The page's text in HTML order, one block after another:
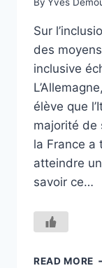
By Yves
Sur
des
inclusive
élève que
majorité de
la France a
atteindre
savoir ce…
READ MORE